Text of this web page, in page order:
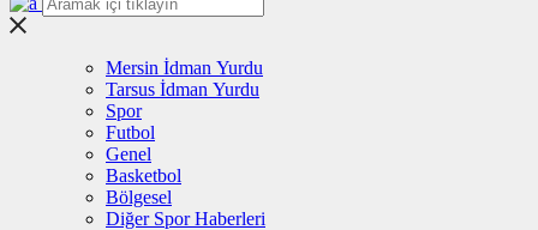
Mersin İdman Yurdu
Tarsus İdman Yurdu
Spor
Futbol
Genel
Basketbol
Bölgesel
Diğer Spor Haberleri